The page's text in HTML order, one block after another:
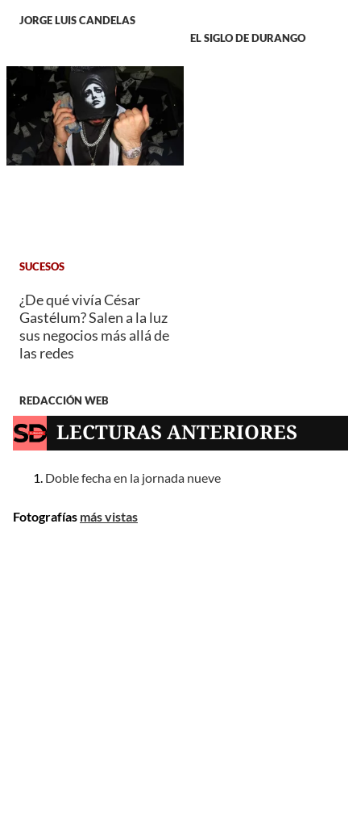
JORGE LUIS CANDELAS
EL SIGLO DE DURANGO
SUCESOS
¿De qué vivía César
Gastélum? Salen a la luz
sus negocios más allá de
las redes
REDACCIÓN WEB
LECTURAS ANTERIORES
Doble fecha en la jornada nueve
Fotografías más vistas